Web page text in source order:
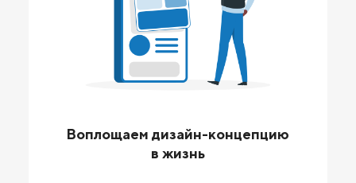
Воплощаем дизайн-концепцию
в жизнь